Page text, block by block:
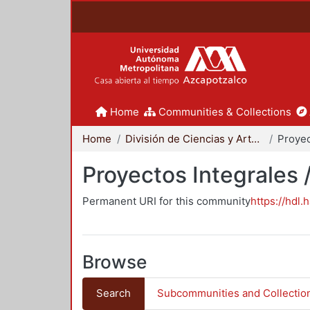
Home Communities & Collections
Home División de Ciencias y Artes para el Diseño
Proyectos Integrales
Permanent URI for this communityhttps://
Browse
Search Subcommunities and